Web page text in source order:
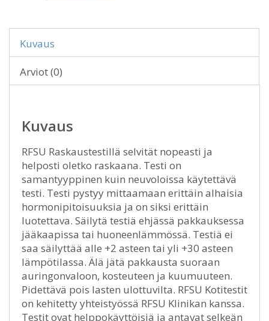
Kuvaus
Arviot (0)
Kuvaus
RFSU Raskaustestillä selvität nopeasti ja
helposti oletko raskaana. Testi on
samantyyppinen kuin neuvoloissa käytettävä
testi. Testi pystyy mittaamaan erittäin alhaisia
hormonipitoisuuksia ja on siksi erittäin
luotettava. Säilytä testiä ehjässä pakkauksessa
jääkaapissa tai huoneenlämmössä. Testiä ei
saa säilyttää alle +2 asteen tai yli +30 asteen
lämpötilassa. Älä jätä pakkausta suoraan
auringonvaloon, kosteuteen ja kuumuuteen.
Pidettävä pois lasten ulottuvilta. RFSU Kotitestit
on kehitetty yhteistyössä RFSU Klinikan kanssa.
Testit ovat helppokäyttöisiä ja antavat selkeän